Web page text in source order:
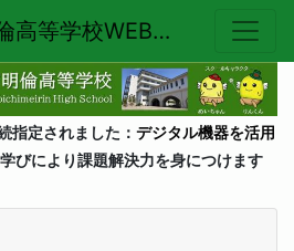
石川県立野々市明倫高等学校WEBページ
指定されました： デジタル機器を活用
びにより課題解決力を身につけます